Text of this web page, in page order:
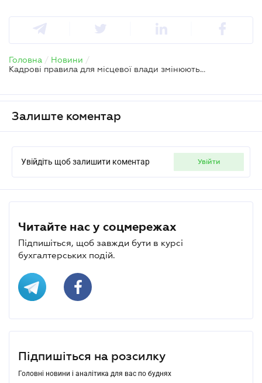
Головна / Новини /
Кадрові правила для місцевої влади змінюються: як підвищення віку служби вплине на громади
Залиште коментар
Увійдіть щоб залишити коментар увійти
Читайте нас у соцмережах
Підпишіться, щоб завжди бути в курсі
бухгалтерських подій.
Підпишіться на розсилку
Головні новини і аналітика для вас по буднях